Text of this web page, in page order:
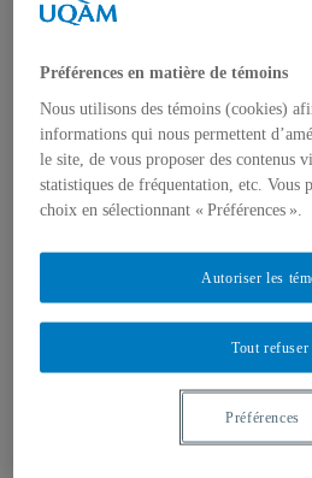
Domaines d’études
Environnement
Éducation
Études féministes
Gestion
Langues
Mode
Politique et droit
Sciences
Sciences humaines
Ma thèse en 180 secondes
Collations des grades
Colloques et conférences
Préférences en matière de témoins
Nous utilisons des témoins (cookies)
informations qui nous permettent
le site, de vous proposer des contenus
statistiques de fréquentation, etc. Vous
choix en sélectionnant « Préférences ».
Tout refuser
Autoriser les
Préférences